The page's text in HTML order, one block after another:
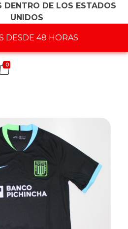
DENTRO DE LOS ESTADOS
UNIDOS
DESDE 48 HORAS
0